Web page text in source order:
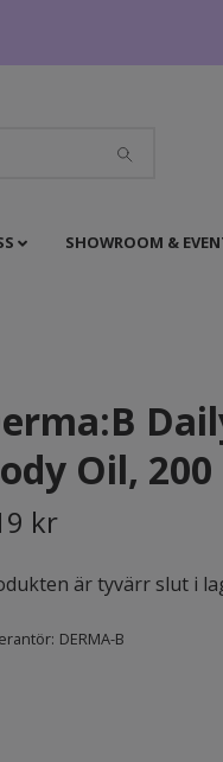
SHOWROOM &
Oil,
kr
är tyvärr slut i
DERMA-B